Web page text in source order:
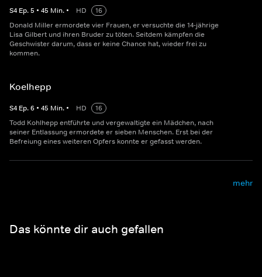
S4 Ep.5 • 45 Min. • HD
16
Donald Miller ermordete vier Frauen, er versuchte die 14-jährige
Lisa Gilbert und ihren Bruder zu töten. Seitdem kämpfen die
Geschwister darum, dass er keine Chance hat, wieder frei zu
kommen.
Koelhepp
S4 Ep.6 • 45 Min. • HD
16
Todd Kohlhepp entführte und vergewaltigte ein Mädchen, nach
seiner Entlassung ermordete er sieben Menschen. Erst bei der
Befreiung eines weiteren Opfers konnte er gefasst werden.
mehr
Das könnte dir auch gefallen